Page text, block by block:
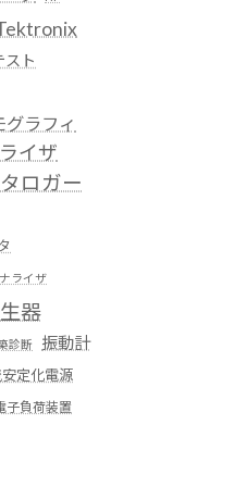
スト
グラフィ
イザ
ロガー
ライザ
器
診断
振動計
定化電源
子負荷装置